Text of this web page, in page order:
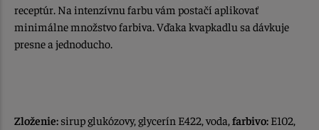
receptúr. Na intenzívnu farbu vám postačí aplikovať
minimálne množstvo farbiva. Vďaka kvapkadlu sa dávkuje
presne a jednoducho.
Zloženie: sirup glukózovy, glycerín E422, voda, farbivo: E102,